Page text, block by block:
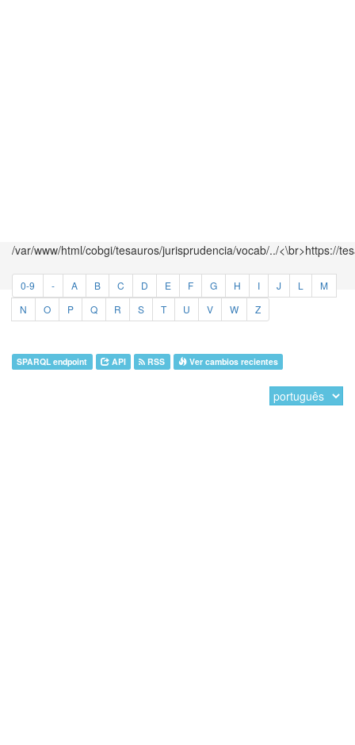
/var/www/html/cobgi/tesauros/jurisprudencia/vocab/../<\br>https://
0-9 - A B C D E F G H I J L
M
N
O P Q R S T U V W Z
SPARQL endpoint API RSS Ver cambios recientes